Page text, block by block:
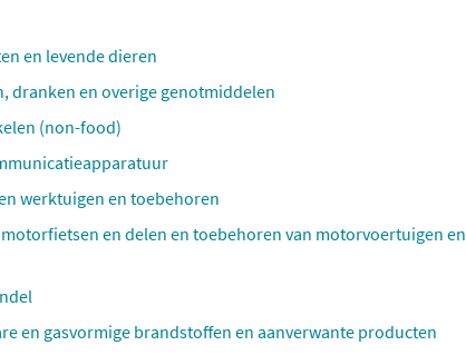
en levende dieren
dranken en overige genotmiddelen
(non-food)
werktuigen en toebehoren
en delen en toebehoren van motorvoertuigen en
en gasvormige brandstoffen en aanverwante producten